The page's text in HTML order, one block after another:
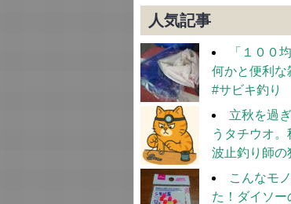
人気記事
「１００
何かと便利
#サビキ釣り
立秋を過
うタチウオ
波止釣り師の
こんなモ
た！ダイソー